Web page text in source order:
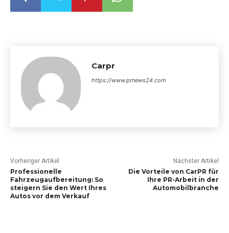
Carpr
https://www.prnews24.com
Vorheriger Artikel
Professionelle
Fahrzeugaufbereitung: So
steigern Sie den Wert Ihres
Autos vor dem Verkauf
Nächster Artikel
Die Vorteile von CarPR für
Ihre PR-Arbeit in der
Automobilbranche